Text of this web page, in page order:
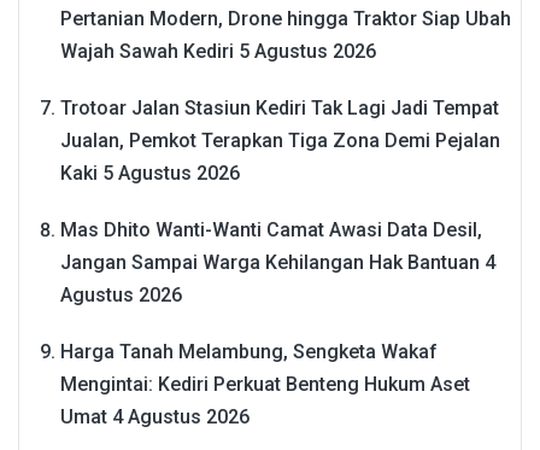
Pertanian Modern, Drone hingga Traktor Siap Ubah
Wajah Sawah Kediri 5 Agustus 2026
Trotoar Jalan Stasiun Kediri Tak Lagi Jadi Tempat
Jualan, Pemkot Terapkan Tiga Zona Demi Pejalan
Kaki 5 Agustus 2026
Mas Dhito Wanti-Wanti Camat Awasi Data Desil,
Jangan Sampai Warga Kehilangan Hak Bantuan 4
Agustus 2026
Harga Tanah Melambung, Sengketa Wakaf
Mengintai: Kediri Perkuat Benteng Hukum Aset
Umat 4 Agustus 2026